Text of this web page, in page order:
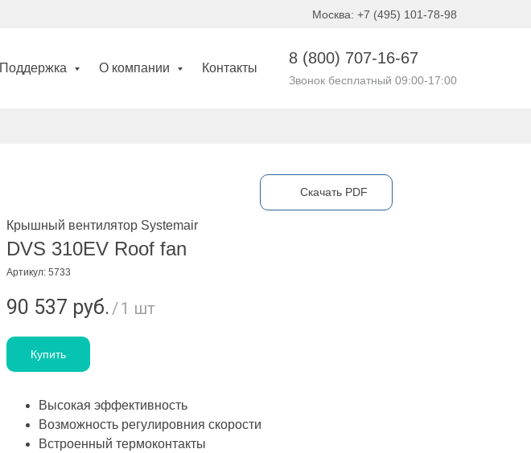
Москва: +7 (495) 101-78-98
Поддержка О компании Контакты
8 (800) 707-16-67
Звонок бесплатный 09:00-17:00
Cкачать PDF
Крышный вентилятор Systemair
DVS 310EV Roof fan
Артикул: 5733
90 537 руб./1 шт
Купить
Высокая эффективность
Возможность регулировния скорости
Встроенный термоконтакты